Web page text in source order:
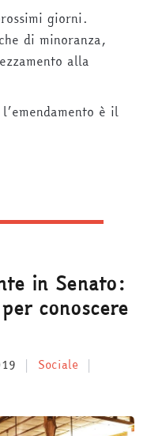
giorni.
di minoranza,
alla
è il
in Senato:
conoscere
Sociale